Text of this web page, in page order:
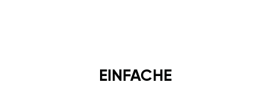
EINFACHE